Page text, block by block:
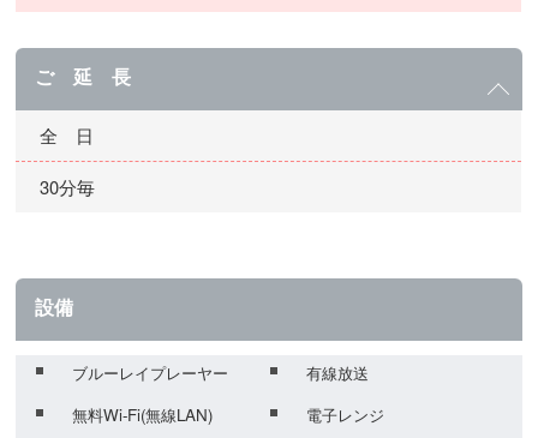
ご 延 長
全 日
30分毎
設備
ブルーレイプレーヤー
有線放送
無料Wi-Fi(無線LAN)
電子レンジ